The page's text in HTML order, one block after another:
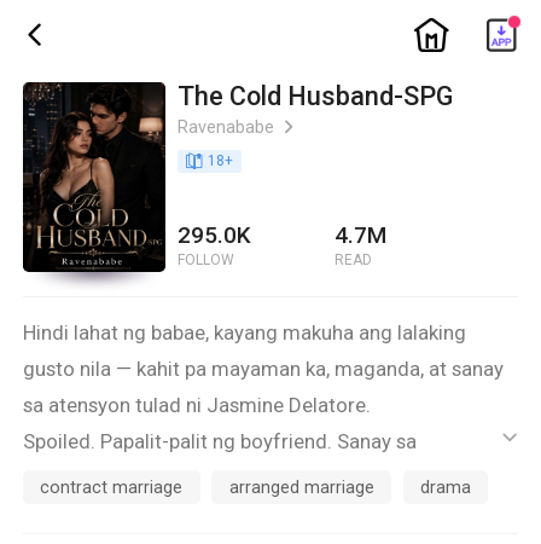
ic_back ic_home
The Cold Husband-SPG
Ravenababe ic_arrow_right
book_age 18+
295.0K
FOLLOW
4.7M
READ
Hindi lahat ng babae, kayang makuha ang lalaking
gusto nila — kahit pa mayaman ka, maganda, at sanay
sa atensyon tulad ni Jasmine Delatore.
Spoiled. Papalit-palit ng boyfriend. Sanay sa
karangyaan. Pero sa unang pagkakataon, minahal niya
ic_default
contract marriage arranged marriage drama